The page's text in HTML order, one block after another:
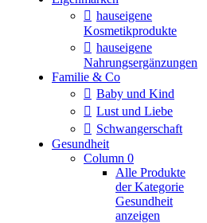
hauseigene
Kosmetikprodukte
hauseigene
Nahrungsergänzungen
Familie & Co
Baby und Kind
Lust und Liebe
Schwangerschaft
Gesundheit
Column 0
Alle Produkte
der Kategorie
Gesundheit
anzeigen